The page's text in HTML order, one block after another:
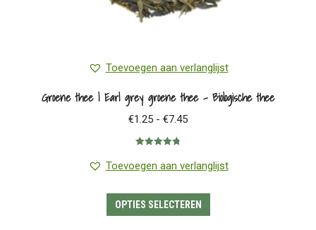
Toevoegen aan verlanglijst
Groene thee | Earl grey groene thee – Biologische thee
€1.25 - €7.45Prijsklasse:
€7.45
4.78uit 5
Toevoegen aan verlanglijst
OPTIES SELECTEREN